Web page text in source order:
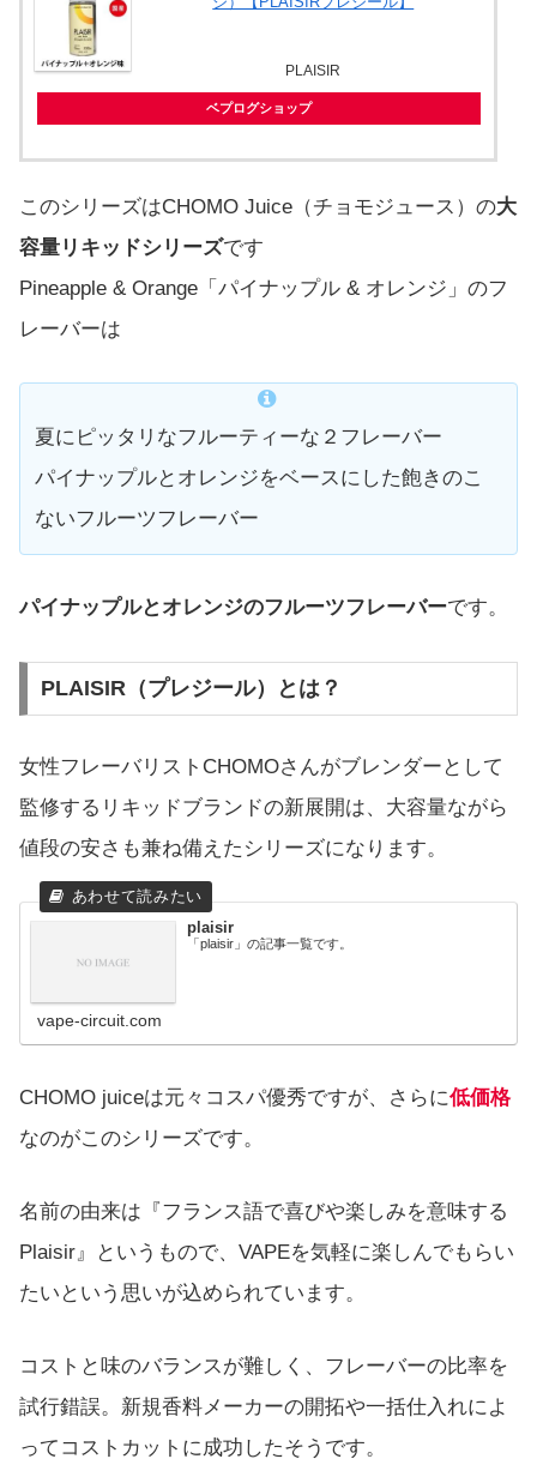
PLAISIR
ベプログショップ
このシリーズはCHOMO Juice（チョモジュース）の大
容量リキッドシリーズです
Pineapple & Orange「パイナップル & オレンジ」のフ
レーバーは
夏にピッタリなフルーティーな２フレーバー
パイナップルとオレンジをベースにした飽きのこ
ないフルーツフレーバー
パイナップルとオレンジのフルーツフレーバーです。
PLAISIR（プレジール）とは？
女性フレーバリストCHOMOさんがブレンダーとして
監修するリキッドブランドの新展開は、大容量ながら
値段の安さも兼ね備えたシリーズになります。
plaisir
「plaisir」の記事一覧です。
vape-circuit.com
CHOMO juiceは元々コスパ優秀ですが、さらに低価格
なのがこのシリーズです。
名前の由来は『フランス語で喜びや楽しみを意味する
Plaisir』というもので、VAPEを気軽に楽しんでもらい
たいという思いが込められています。
コストと味のバランスが難しく、フレーバーの比率を
試行錯誤。新規香料メーカーの開拓や一括仕入れによ
ってコストカットに成功したそうです。